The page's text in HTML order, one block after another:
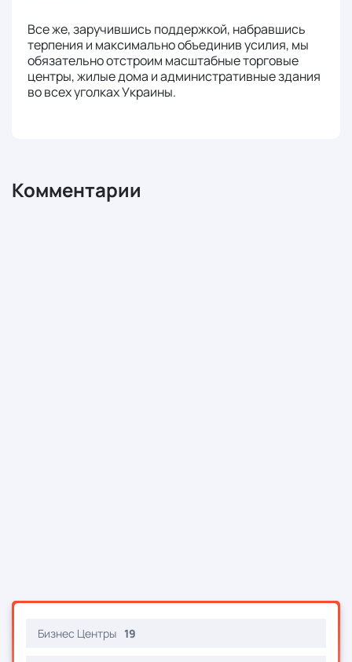
Все же, заручившись поддержкой, набравшись
терпения и максимально объединив усилия, мы
обязательно отстроим масштабные торговые
центры, жилые дома и административные здания
во всех уголках Украины.
Комментарии
Бизнес Центры 19